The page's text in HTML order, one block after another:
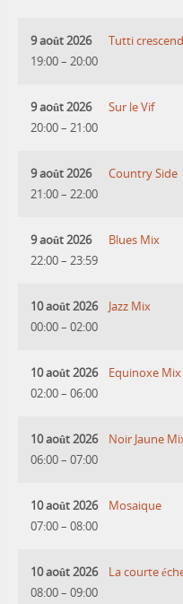
9 août 2026
19:00– 20:00
Tutti
9 août 2026
20:00– 21:00
Sur le Vif
9 août 2026
21:00– 22:00
Country Side
9 août 2026
22:00– 23:59
Blues Mix
10 août 2026
00:00– 02:00
Jazz Mix
10 août 2026
02:00– 06:00
Equinoxe Mix
10 août 2026
06:00– 07:00
Noir Jaune
10 août 2026
07:00– 08:00
Mosaique
10 août 2026
08:00– 09:00
La courte